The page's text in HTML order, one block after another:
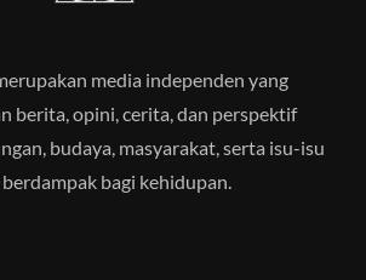
media independen yang
berita, opini, cerita, dan perspektif
budaya, masyarakat, serta isu-isu
bagi kehidupan.